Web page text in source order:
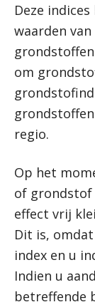
Deze
waarden
om
regio.
Op het
of grondstof
effect vrij
Dit is,
index en u
Indien u
betreffende